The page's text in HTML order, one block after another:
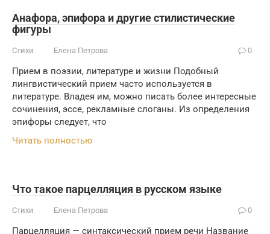
Анафора, эпифора и другие стилистические
фигуры
Стихи Елена Петрова 0
Прием в поэзии, литературе и жизни Подобный
лингвистический прием часто используется в
литературе. Владея им, можно писать более интересные
сочинения, эссе, рекламные слоганы. Из определения
эпифоры следует, что
Читать полностью
Что такое парцелляция в русском языке
Стихи Елена Петрова 0
Парцелляция — синтаксический прием речи Название